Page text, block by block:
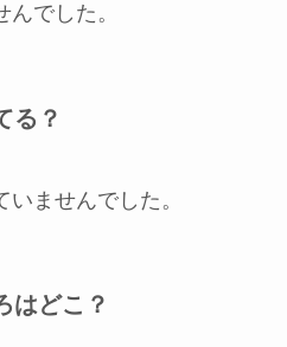
でした。
る？
ませんでした。
はどこ？